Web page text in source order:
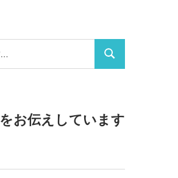
検
お伝えしています